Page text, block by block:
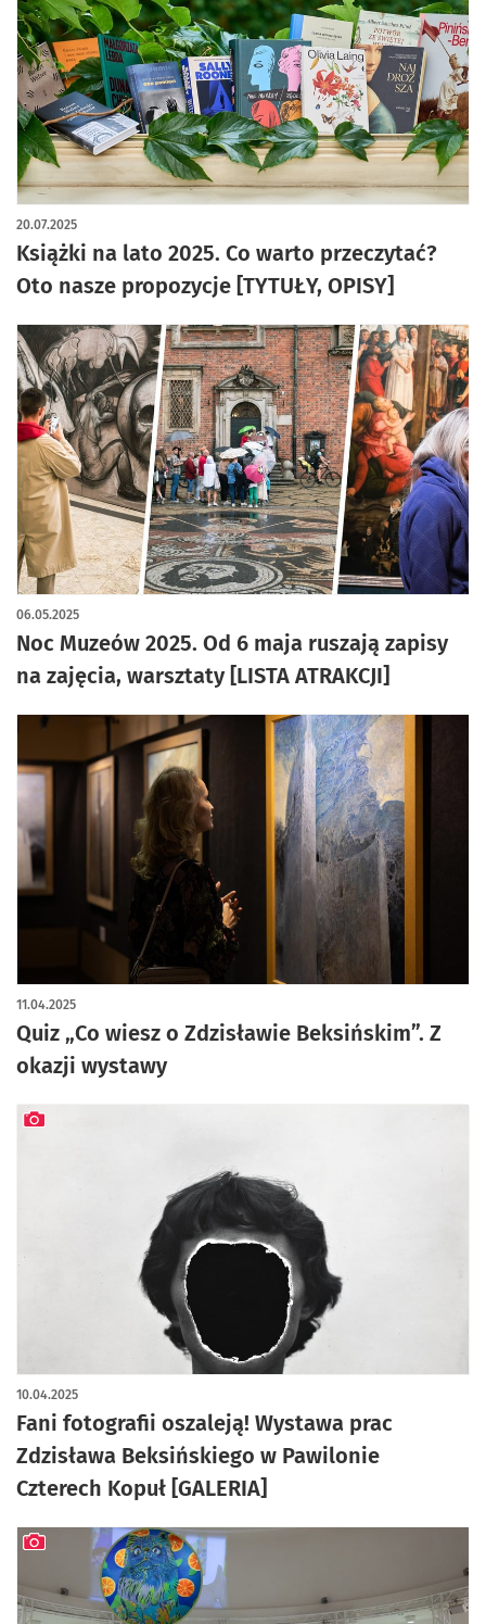
Książki na lato 2025. Co warto przeczytać?
Oto nasze propozycje [TYTUŁY, OPISY]
20.07.2025
artykuł z galerią zdjęć
Noc Muzeów 2025. Od 6 maja ruszają zapisy
na zajęcia, warsztaty [LISTA ATRAKCJI]
06.05.2025
Quiz „Co wiesz o Zdzisławie Beksińskim”. Z
okazji wystawy
11.04.2025
Fani fotografii oszaleją! Wystawa prac
Zdzisława Beksińskiego w Pawilonie
Czterech Kopuł [GALERIA]
10.04.2025
artykuł z galerią zdjęć